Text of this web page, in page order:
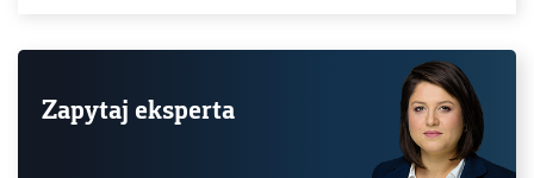
Zapytaj eksperta